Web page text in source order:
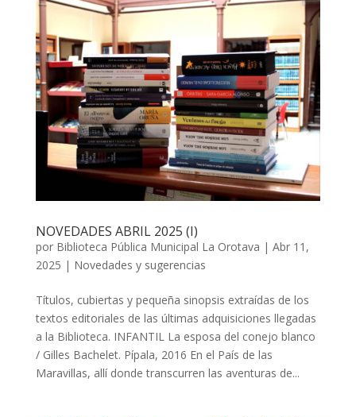
NOVEDADES ABRIL 2025 (I)
por Biblioteca Pública Municipal La Orotava | Abr 11,
2025 | Novedades y sugerencias
Títulos, cubiertas y pequeña sinopsis extraídas de los
textos editoriales de las últimas adquisiciones llegadas
a la Biblioteca. INFANTIL La esposa del conejo blanco
/ Gilles Bachelet. Pípala, 2016 En el País de las
Maravillas, allí donde transcurren las aventuras de...